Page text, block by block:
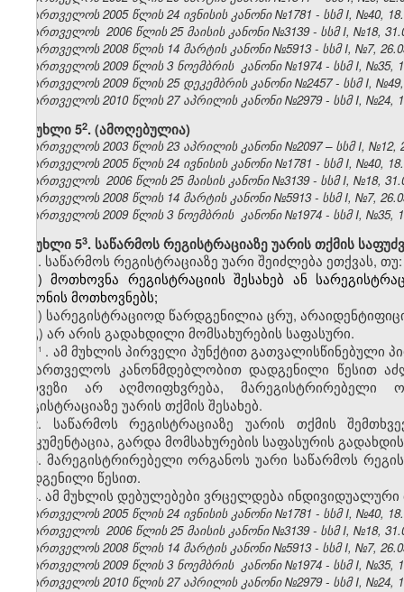
საქართველოს 2005 წლის 24 ივნისის კანონი №1781 - სსმ I, №40,
საქართველოს 2006 წლის 25 მაისის კანონი №3139 - სსმ I, №18,
საქართველოს 2008 წლის 14 მარტის კანონი №5913 - სსმ I, №7,
საქართველოს 2009 წლის 3 ნოემბრის კანონი №1974 - სსმ I, №35,
საქართველოს 2009 წლის 25 დეკემბრის კანონი №2457 - სსმ I, №49,
საქართველოს 2010 წლის 27 აპრილის კანონი №2979 - სსმ I, №24,
მუხლი 5​2. (ამოღებულია)
საქართველოს 2003 წლის 23 აპრილის კანონი №2097 – სსმ I, №12,
საქართველოს 2005 წლის 24 ივნისის კანონი №1781 - სსმ I, №40,
საქართველოს 2006 წლის 25 მაისის კანონი №3139 - სსმ I, №18,
საქართველოს 2008 წლის 14 მარტის კანონი №5913 - სსმ I, №7,
საქართველოს 2009 წლის 3 ნოემბრის კანონი №1974 - სსმ I, №35,
მუხლი 5​3. საწარმოს რეგისტრაციაზე უარის თქმის
1. საწარმოს რეგისტრაციაზე უარი შეიძლება ეთქვას, თუ:
ა) მოთხოვნა რეგისტრაციის შესახებ ან
კანონის მოთხოვნებს;
ბ) სარეგისტრაციოდ წარდგენილია ცრუ,
გ) არ არის გადახდილი მომსახურების საფასური.
1 . ამ მუხლის პირველი პუნქტით გათვალისწინებული
საქართველოს კანონმდებლობით დადგენილი წესით
ხარვეზი არ აღმოიფხვრება,
რეგისტრაციაზე უარის თქმის შესახებ.
2. საწარმოს რეგისტრაციაზე უარის თქმის
დოკუმენტაცია, გარდა მომსახურების საფასურის
3. მარეგისტრირებელი ორგანოს უარი საწარმოს
დადგენილი წესით.
4. ამ მუხლის დებულებები ვრცელდება
საქართველოს 2005 წლის 24 ივნისის კანონი №1781 - სსმ I, №40,
საქართველოს 2006 წლის 25 მაისის კანონი №3139 - სსმ I, №18,
საქართველოს 2008 წლის 14 მარტის კანონი №5913 - სსმ I, №7,
საქართველოს 2009 წლის 3 ნოემბრის კანონი №1974 - სსმ I, №35,
საქართველოს 2010 წლის 27 აპრილის კანონი №2979 - სსმ I, №24,